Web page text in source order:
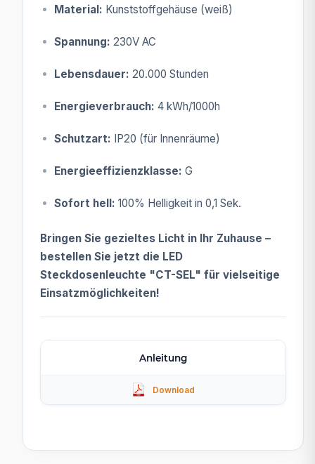
Material: Kunststoffgehäuse (weiß)
Spannung: 230V AC
Lebensdauer: 20.000 Stunden
Energieverbrauch: 4 kWh/1000h
Schutzart: IP20 (für Innenräume)
Energieeffizienzklasse: G
Sofort hell: 100% Helligkeit in 0,1 Sek.
Bringen Sie gezieltes Licht in Ihr Zuhause –
bestellen Sie jetzt die LED
Steckdosenleuchte "CT-SEL" für vielseitige
Einsatzmöglichkeiten!
Anleitung